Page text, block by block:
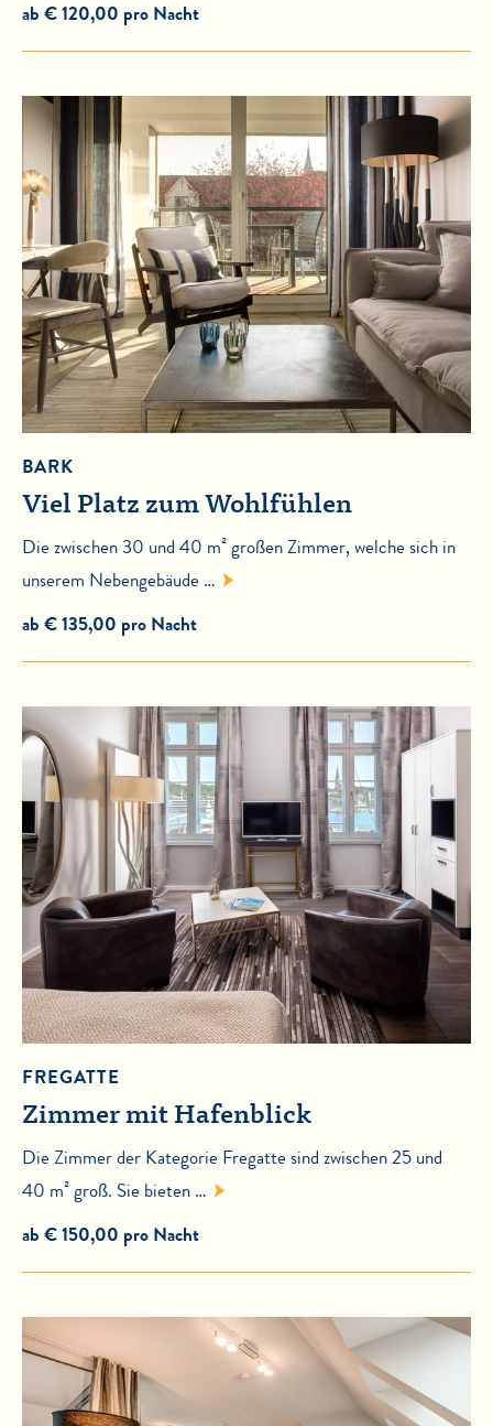
ab € 120,00 pro Nacht
BARK
Viel Platz zum Wohlfühlen
Die zwischen 30 und 40 m² großen Zimmer, welche sich in
unserem Nebengebäude …
ab € 135,00 pro Nacht
FREGATTE
Zimmer mit Hafenblick
Die Zimmer der Kategorie Fregatte sind zwischen 25 und
40 m² groß. Sie bieten …
ab € 150,00 pro Nacht